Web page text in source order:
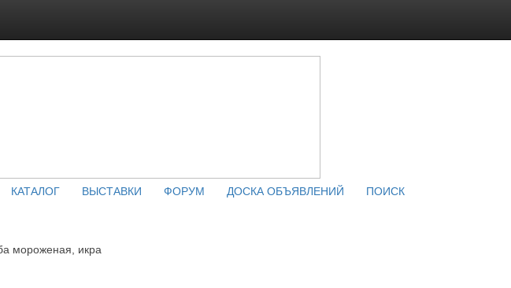
КАТАЛОГ ВЫСТАВКИ ФОРУМ ДОСКА ОБЪЯВЛЕНИЙ
ПОИСК
мороженая, икра